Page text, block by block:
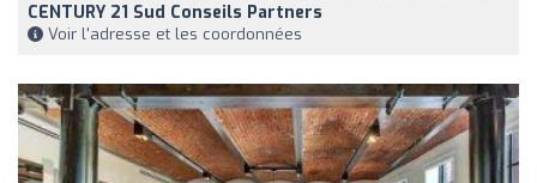
CENTURY 21 Sud Conseils Partners
Voir l'adresse et les coordonnées